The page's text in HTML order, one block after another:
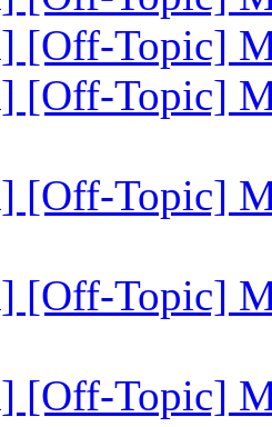
[Off-Topic]
[Off-Topic]
[Off-Topic]
[Off-Topic]
[Off-Topic]